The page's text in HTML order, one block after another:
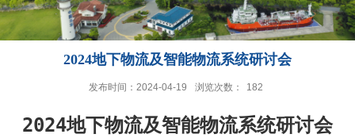
2024地下物流及智能物流系统研讨会
发布时间：2024-04-19 浏览次数： 182
2024地下物流及智能物流系统研讨会